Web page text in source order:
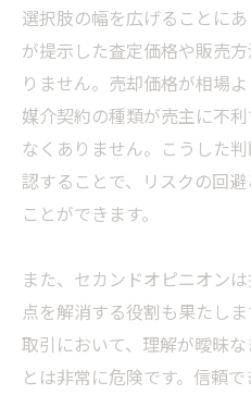
選択肢の幅を広げることに
が提示した査定価格や販売
りません。売却価格が相場
媒介契約の種類が売主に不
なくありません。こうした
認することで、リスクの回
ことができます。
また、セカンドオピニオン
点を解消する役割も果たし
取引において、理解が曖昧
とは非常に危険です。信頼